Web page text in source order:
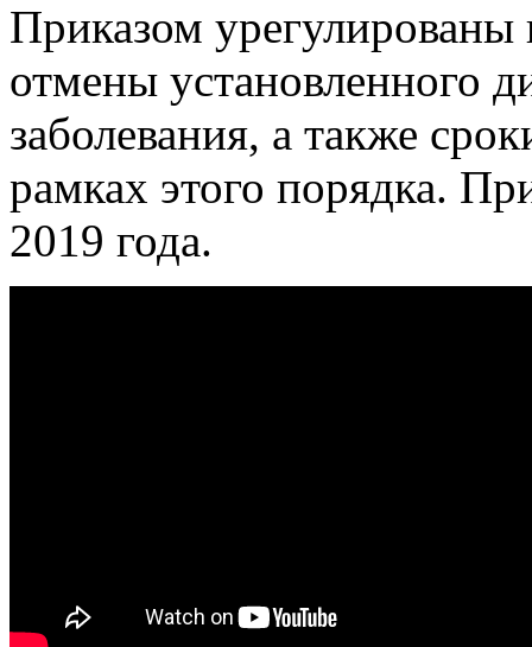
Приказом
отмены установленного
заболевания, а также
рамках этого порядка.
2019 года.